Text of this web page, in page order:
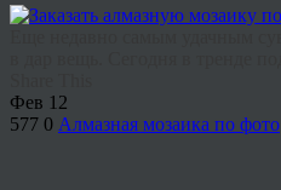
Фев 12
577 0 Алмазная мозаика по фото